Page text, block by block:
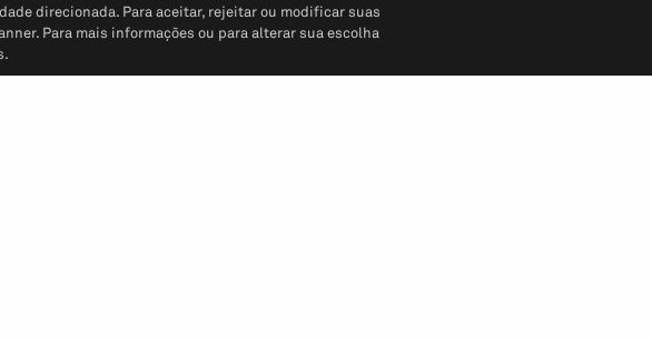
direcionada. Para aceitar, rejeitar ou modificar suas
Para mais informações ou para alterar sua escolha